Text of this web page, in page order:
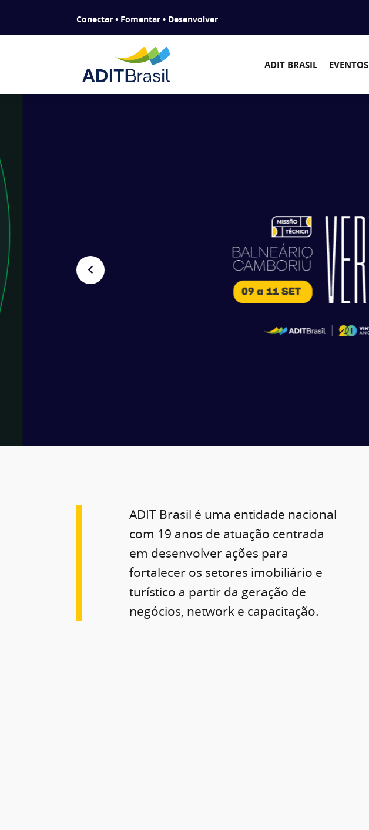
Conectar • Fomentar • Desenvolver
ADIT BRASIL EVENTOS
ADIT Brasil é uma entidade nacional
com 19 anos de atuação centrada
em desenvolver ações para
fortalecer os setores imobiliário e
turístico a partir da geração de
negócios, network e capacitação.